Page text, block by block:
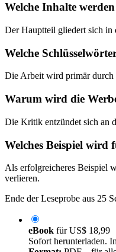
Welche Inhalte
Der Hauptteil gliedert sich in
Welche
Die Arbeit wird primär durch
Warum wird die
Die Kritik entzündet sich an
Welches Beispiel wird
Als erfolgreicheres Beispiel
verlieren.
Ende der Leseprobe aus 25
eBook fürUS$ 18,99
Sofort herunterladen.